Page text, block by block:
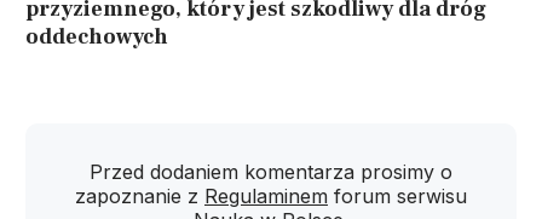
przyziemnego, który jest szkodliwy dla dróg
oddechowych
Przed dodaniem komentarza prosimy o
zapoznanie z Regulaminem forum serwisu